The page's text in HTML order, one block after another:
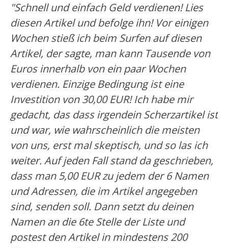
"Schnell und einfach Geld verdienen! Lies
diesen Artikel und befolge ihn! Vor einigen
Wochen stieß ich beim Surfen auf diesen
Artikel, der sagte, man kann Tausende von
Euros innerhalb von ein paar Wochen
verdienen. Einzige Bedingung ist eine
Investition von 30,00 EUR! Ich habe mir
gedacht, das dass irgendein Scherzartikel ist
und war, wie wahrscheinlich die meisten
von uns, erst mal skeptisch, und so las ich
weiter. Auf jeden Fall stand da geschrieben,
dass man 5,00 EUR zu jedem der 6 Namen
und Adressen, die im Artikel angegeben
sind, senden soll. Dann setzt du deinen
Namen an die 6te Stelle der Liste und
postest den Artikel in mindestens 200